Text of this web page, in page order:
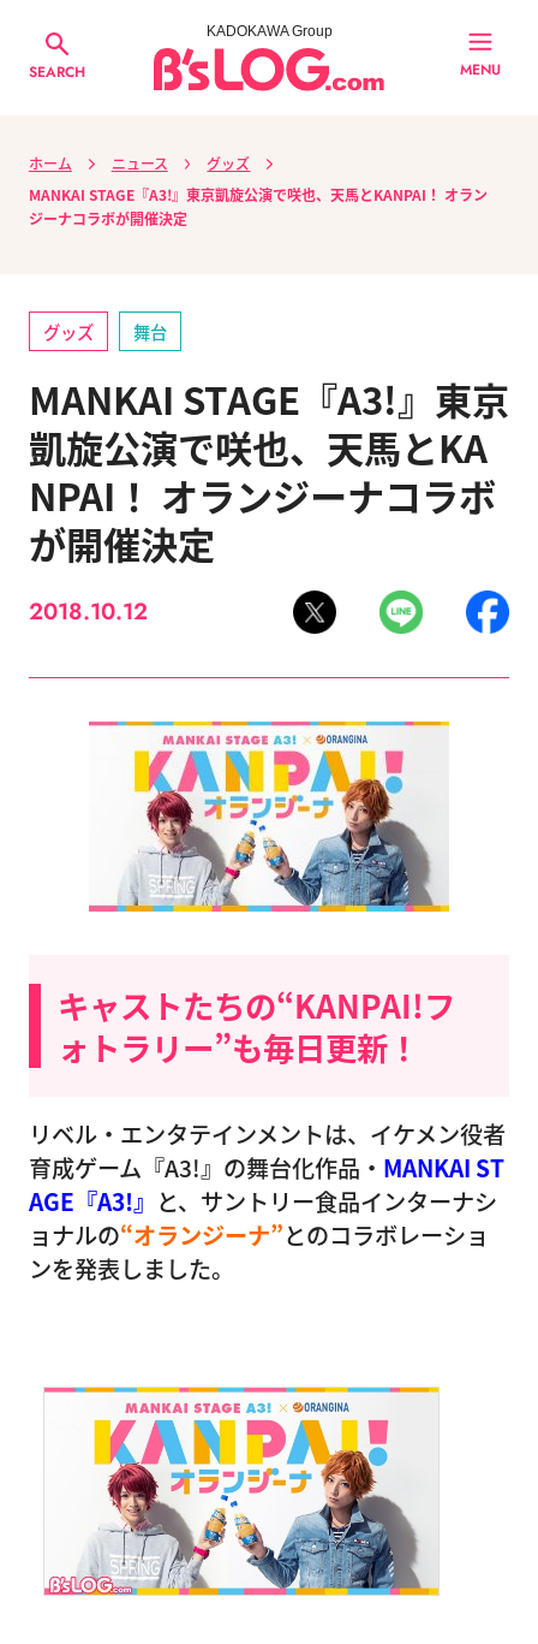
SEARCH
KADOKAWA Group
MENU
ホーム ニュース
グッズ
MANKAI STAGE『A3!』東京凱旋公演で咲也、天馬とKANPAI！ オラン
ジーナコラボが開催決定
グッズ 舞台
MANKAI STAGE『A3!』東京
凱旋公演で咲也、天馬とKA
NPAI！ オランジーナコラボ
が開催決定
2018.10.12
キャストたちの“KANPAI!フ
ォトラリー”も毎日更新！
リベル・エンタテインメントは、イケメン役者
育成ゲーム『A3!』の舞台化作品・ MANKAI ST
AGE『A3!』 と、サントリー食品インターナシ
ョナルの“オランジーナ”とのコラボレーショ
ンを発表しました。